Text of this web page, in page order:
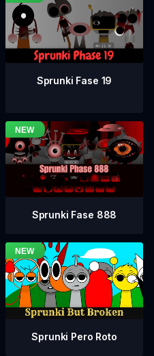
Sprunki Fase 19
Sprunki Fase 888
Sprunki Pero Roto